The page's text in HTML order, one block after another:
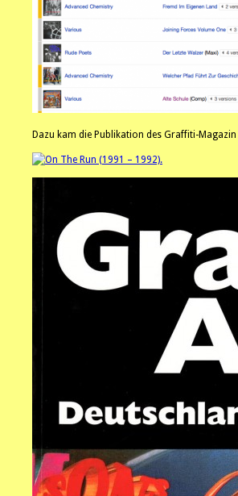
Dazu kam die Publikation des Graffiti-Magazin